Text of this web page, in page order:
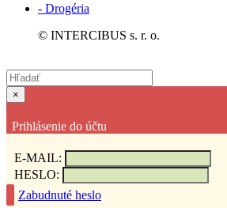
- Drogéria
© INTERCIBUS s. r. o.
×
Prihlásenie do účtu
E-MAIL:
HESLO:
Zabudnuté heslo